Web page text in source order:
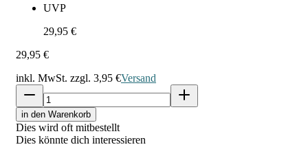
UVP
29,95 €
29,95 €
inkl. MwSt. zzgl. 3,95 €Versand
in den Warenkorb
Dies wird oft mitbestellt
Dies könnte dich interessieren